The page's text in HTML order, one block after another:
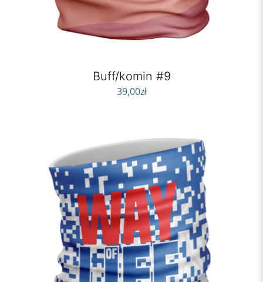
Buff/komin #9
39,00zł